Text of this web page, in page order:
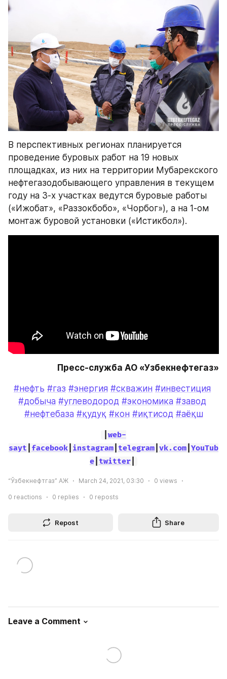
В перспективных регионах планируется
проведение буровых работ на 19 новых
площадках, из них на территории Мубарекского
нефтегазодобывающего управления в текущем
году на 3-х участках ведутся буровые работы
(«Ижобат», «Раззокбобо», «Чорбог»), а на 1-ом
монтаж буровой установки («Истикбол»).
Пресс-служба АО «Узбекнефтегаз»
#нефть #газ #энергия #скважин #инвестиция
#добыча #углеводород #экономика #завод
#нефтебаза #қудуқ #кон #иқтисод #аёқш
web-
sayt facebook instagram telegram vk.com YouTub
e| twitter|
“Ўзбекнефтгаз” АЖ March 24, 2021, 03:30 0 views
0 reactions 0 replies 0 reposts
Repost Share
Leave a Comment